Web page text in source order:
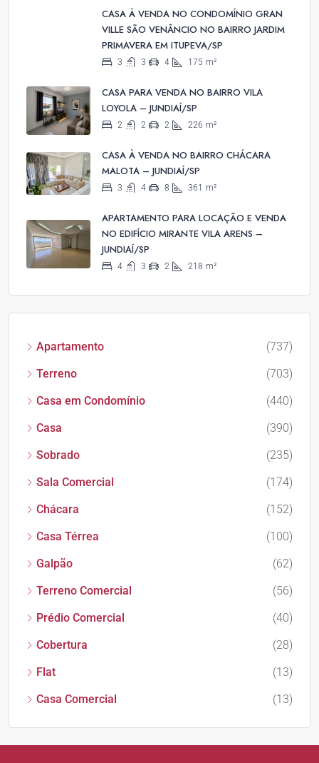
CASA À VENDA NO CONDOMÍNIO GRAN
VILLE SÃO VENÂNCIO NO BAIRRO JARDIM
PRIMAVERA EM ITUPEVA/SP
3 3 4 175 m²
CASA PARA VENDA NO BAIRRO VILA
LOYOLA – JUNDIAÍ/SP
2 2 2 226 m²
CASA À VENDA NO BAIRRO CHÁCARA
MALOTA – JUNDIAÍ/SP
3 4 8 361 m²
APARTAMENTO PARA LOCAÇÃO E VENDA
NO EDIFÍCIO MIRANTE VILA ARENS –
JUNDIAÍ/SP
4 3 2 218 m²
Apartamento
(737)
Terreno
(703)
Casa em Condomínio
(440)
Casa
(390)
Sobrado
(235)
Sala Comercial
(174)
Chácara
(152)
Casa Térrea
(100)
Galpão
(62)
Terreno Comercial
(56)
Prédio Comercial
(40)
Cobertura
(28)
Flat
(13)
Casa Comercial
(13)